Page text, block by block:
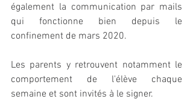
également la communication par mails
qui fonctionne bien depuis le
confinement de mars 2020.
Les parents y retrouvent notamment le
comportement de l'élève chaque
semaine et sont invités à le signer.